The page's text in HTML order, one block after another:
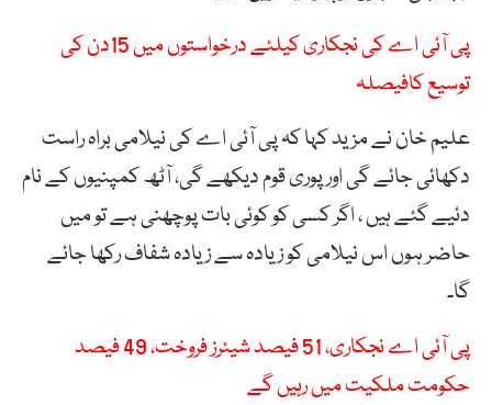
پی آئی اے کی نجکاری کیلئے درخواستوں میں 15دن کی
توسیع کافیصلہ
علیم خان نے مزید کہا کہ پی آئی اے کی نیلامی براہ راست
دکھائی جائے گی اور پوری قوم دیکھے گی، آٹھ کمپنیوں کے نام
دئیے گئے ہیں ، اگر کسی کو کوئی بات پوچھنی ہے تو میں
حاضر ہوں اس نیلامی کو زیادہ سے زیادہ شفاف رکھا جائے
گا۔
پی آئی اے نجکاری، 51 فیصد شیئرز فروخت، 49 فیصد
حکومت ملکیت میں رہیں گے